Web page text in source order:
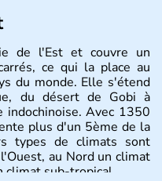
de l'Est et couvre un
ce qui la place au
du monde. Elle s'étend
du désert de Gobi à
indochinoise. Avec 1350
plus d'un 5ème de la
types de climats sont
au Nord un climat
climat sub-tropical.